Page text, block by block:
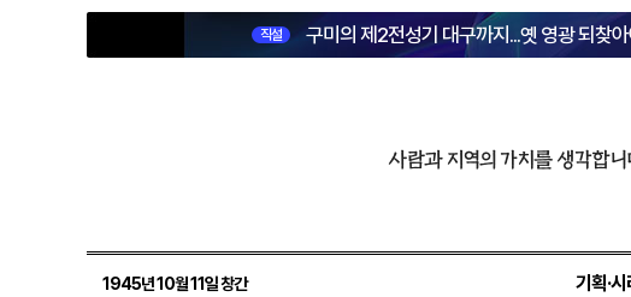
직설 구미의 제2전성기 대구까지...옛 영광 되찾
사람과 지역의 가치를 생각합니
1945년 10월 11일 창간 기획·